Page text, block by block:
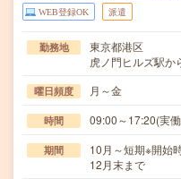
WEB登録OK 派遣
勤務地
東京都港区
虎ノ門ヒルズ駅か
曜日頻度 月～金
時間 09:00～17:20(実
期間
10月～短期※開始
12月末まで